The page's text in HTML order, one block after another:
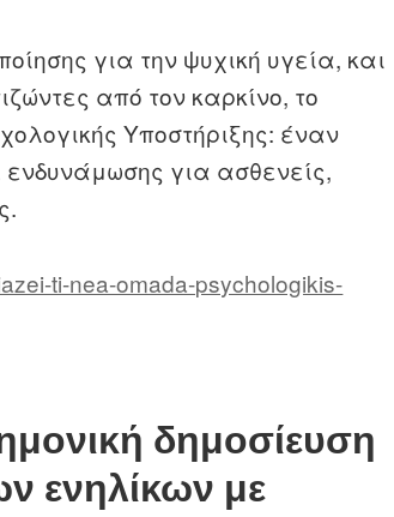
για την ψυχική υγεία, και
από τον καρκίνο, το
Υποστήριξης: έναν
για ασθενείς,
ti-nea-omada-psychologikis-
δημοσίευση
ενηλίκων με